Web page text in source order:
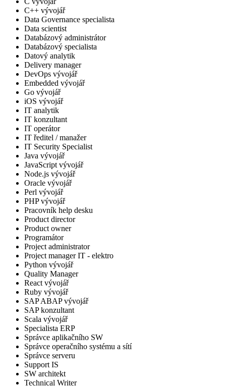
C++ vývojář
Data Governance specialista
Data scientist
Databázový administrátor
Databázový specialista
Datový analytik
Delivery manager
DevOps vývojář
Embedded vývojář
Go vývojář
iOS vývojář
IT analytik
IT konzultant
IT operátor
IT ředitel / manažer
IT Security Specialist
Java vývojář
JavaScript vývojář
Node.js vývojář
Oracle vývojář
Perl vývojář
PHP vývojář
Pracovník help desku
Product director
Product owner
Programátor
Project administrator
Project manager IT - elektro
Python vývojář
Quality Manager
React vývojář
Ruby vývojář
SAP ABAP vývojář
SAP konzultant
Scala vývojář
Specialista ERP
Správce aplikačního SW
Správce operačního systému a sítí
Správce serveru
Support IS
SW architekt
Technical Writer